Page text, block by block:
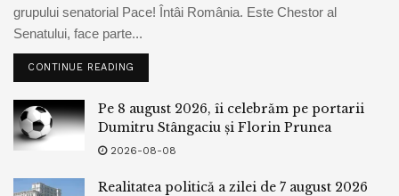
grupului senatorial Pace! Întâi România. Este Chestor al
Senatului, face parte...
CONTINUE READING
Pe 8 august 2026, îi celebrăm pe portarii
Dumitru Stângaciu și Florin Prunea
2026-08-08
Realitatea politică a zilei de 7 august 2026